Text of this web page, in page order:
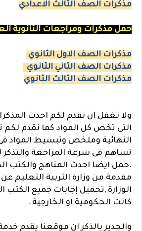
مذكرات الصف الثالث الاعدادي
حمل مذكرات ومراجعات الثانوية
مذكرات الصف الاول الثانوي
مذكرات الصف الثاني الثانوي
مذكرات الصف الثالث الثانوي
ولا نغفل ان نقدم لكم احدث
التى تخص كل المواد كما نقدم لكم
النهائية وملخص وتبسيط المواد
تساهم فى سرعة المراجعة والتذكر
.حمل ايضا احدث المناهج والكتب
مقدمة من وزارة التربية التعليم
الوزارة ,تحميل إجابات جميع الكتب
كانت الحكومية او الخارجية .
والجدير بالذكر ان موقعنا يقدم